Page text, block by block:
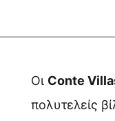
Οι Conte
πολυτελείς